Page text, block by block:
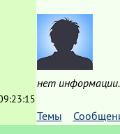
нет информации.
Темы